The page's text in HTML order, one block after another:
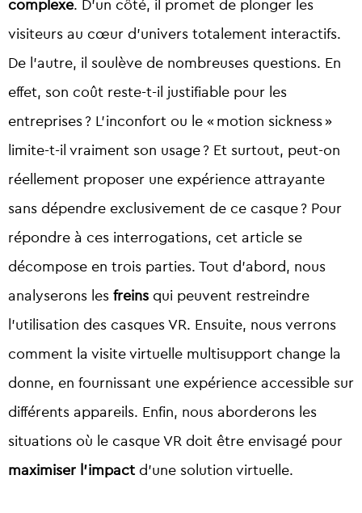
complexe. D’un côté, il promet de plonger les
visiteurs au cœur d’univers totalement interactifs.
De l’autre, il soulève de nombreuses questions. En
effet, son coût reste-t-il justifiable pour les
entreprises ? L’inconfort ou le « motion sickness »
limite-t-il vraiment son usage ? Et surtout, peut-on
réellement proposer une expérience attrayante
sans dépendre exclusivement de ce casque ? Pour
répondre à ces interrogations, cet article se
décompose en trois parties. Tout d’abord, nous
analyserons les freins qui peuvent restreindre
l’utilisation des casques VR. Ensuite, nous verrons
comment la visite virtuelle multisupport change la
donne, en fournissant une expérience accessible sur
différents appareils. Enfin, nous aborderons les
situations où le casque VR doit être envisagé pour
maximiser l’impact d’une solution virtuelle.